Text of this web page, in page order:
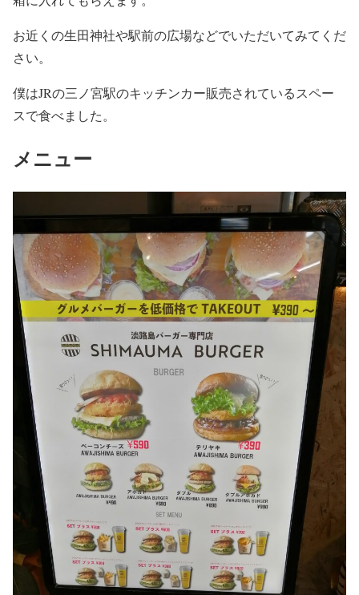
お近くの生田神社や駅前の広場などでいただいてみてくだ
さい。
僕はJRの三ノ宮駅のキッチンカー販売されているスペー
スで食べました。
メニュー